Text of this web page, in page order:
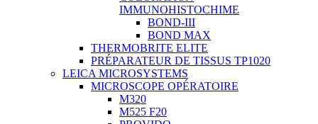
IMMUNOHISTOCHIME
BOND-III
BOND MAX
THERMOBRITE ELITE
PRÉPARATEUR DE TISSUS TP1020
LEICA MICROSYSTEMS
MICROSCOPE OPÉRATOIRE
M320
M525 F20